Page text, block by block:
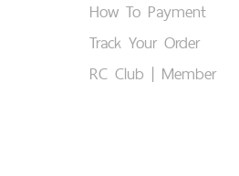
How To Payment
Track Your Order
RC Club | Member